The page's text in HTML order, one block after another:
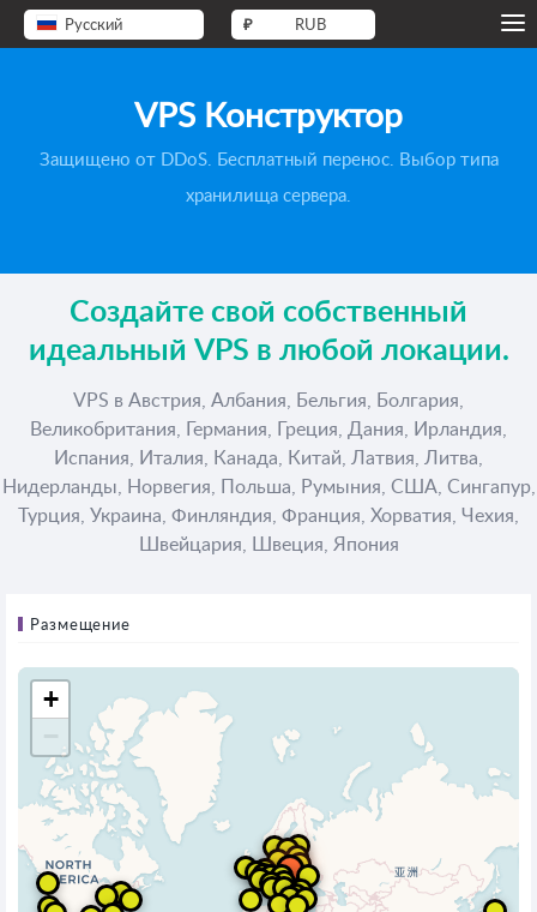
Русский ₽ RUB
VPS Конструктор
Защищено от DDoS. Бесплатный перенос. Выбор типа
хранилища сервера.
Создайте свой собственный
идеальный VPS в любой локации.
VPS в Австрия, Албания, Бельгия, Болгария,
Великобритания, Германия, Греция, Дания, Ирландия,
Испания, Италия, Канада, Китай, Латвия, Литва,
Нидерланды, Норвегия, Польша, Румыния, США, Сингапур,
Турция, Украина, Финляндия, Франция, Хорватия, Чехия,
Швейцария, Швеция, Япония
Размещение
+